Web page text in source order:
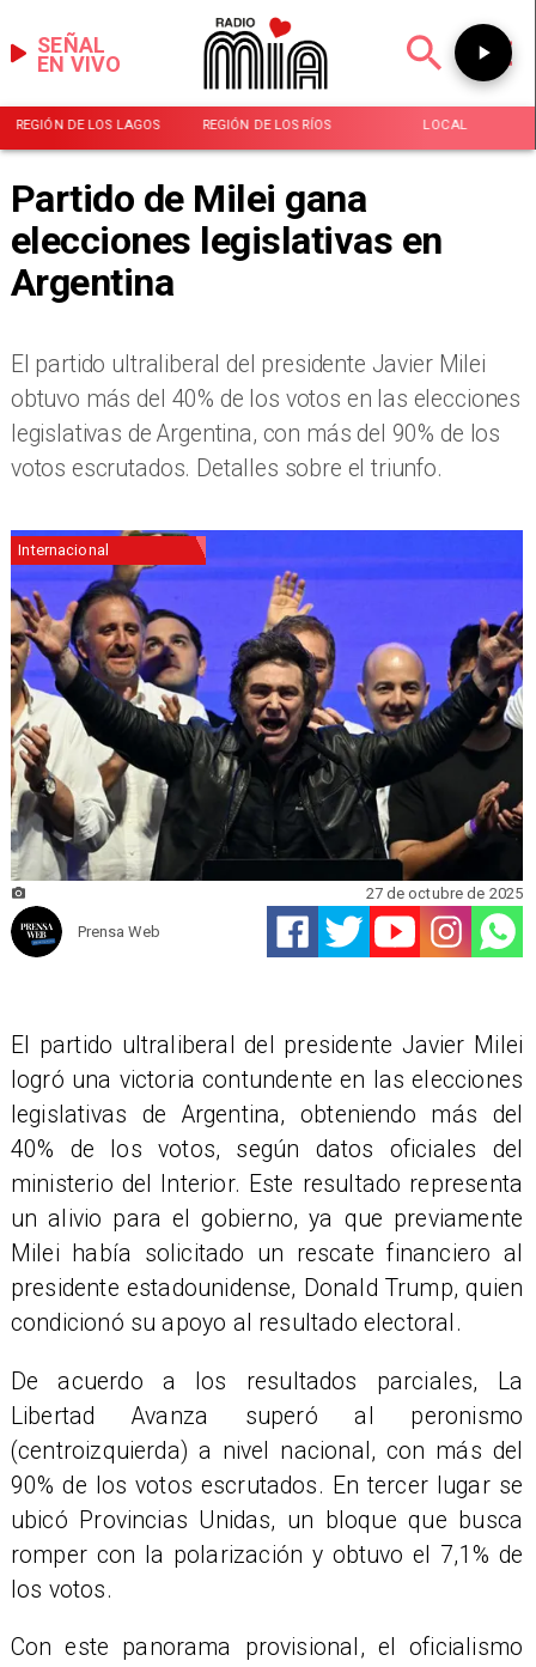
EN VIVO
SEÑAL
REGIÓN DE LOS LAGOS REGIÓN DE LOS RÍOS LOCAL
Partido de Milei gana
elecciones legislativas en
Argentina
El partido ultraliberal del presidente Javier Milei
obtuvo más del 40% de los votos en las elecciones
legislativas de Argentina, con más del 90% de los
votos escrutados. Detalles sobre el triunfo.
Internacional
Prensa Web
27 de octubre de 2025
El partido ultraliberal del presidente Javier Milei
logró una victoria contundente en las elecciones
legislativas de Argentina, obteniendo más del
40% de los votos, según datos oficiales del
ministerio del Interior. Este resultado representa
un alivio para el gobierno, ya que previamente
Milei había solicitado un rescate financiero al
presidente estadounidense, Donald Trump, quien
condicionó su apoyo al resultado electoral.
De acuerdo a los resultados parciales, La
Libertad Avanza superó al peronismo
(centroizquierda) a nivel nacional, con más del
90% de los votos escrutados. En tercer lugar se
ubicó Provincias Unidas, un bloque que busca
romper con la polarización y obtuvo el 7,1% de
los votos.
Con este panorama provisional, el oficialismo